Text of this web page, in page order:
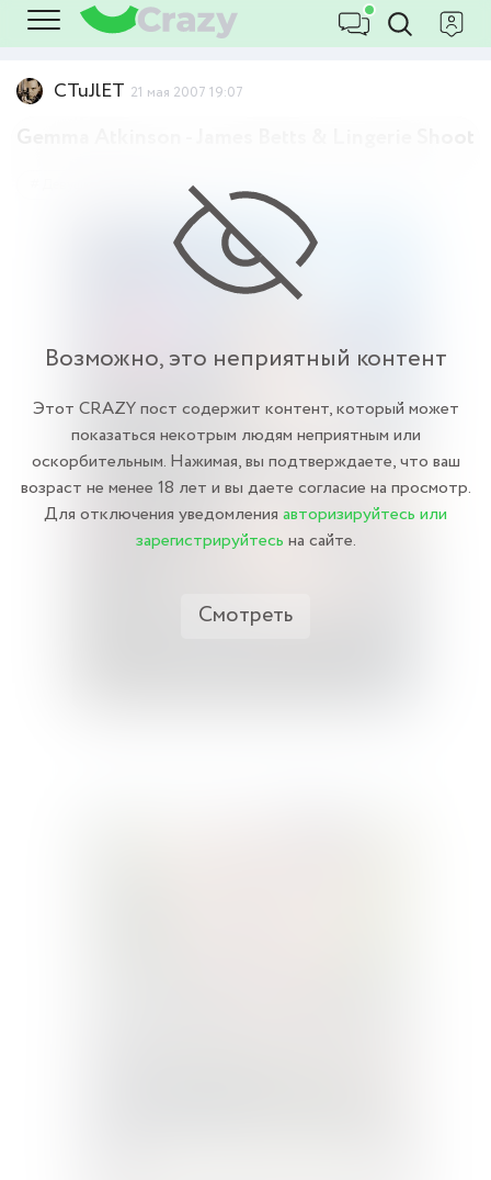
CTuJlET 21 мая 2007 19:07
Возможно, это неприятный контент
Этот CRAZY пост содержит контент, который может
показаться некотрым людям неприятным или
оскорбительным. Нажимая, вы подтверждаете, что ваш
возраст не менее 18 лет и вы даете согласие на просмотр.
Для отключения уведомления авторизируйтесь или
зарегистрируйтесь на сайте.
Смотреть